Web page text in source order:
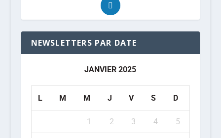
NEWSLETTERS PAR DATE
JANVIER 2025
L M M J V S D
1 2 3 4 5